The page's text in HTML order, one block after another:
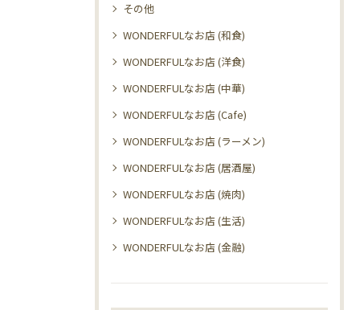
その他
WONDERFULなお店 (和食)
WONDERFULなお店 (洋食)
WONDERFULなお店 (中華)
WONDERFULなお店 (Cafe)
WONDERFULなお店 (ラーメン)
WONDERFULなお店 (居酒屋)
WONDERFULなお店 (焼肉)
WONDERFULなお店 (生活)
WONDERFULなお店 (金融)